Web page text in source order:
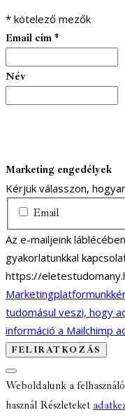
* kötelező mezők
Email cím *
Név
Marketing engedélyek
Kérjük válasszon,
Email
Az e-mailjeink
gyakorlatunkkal
https://
tudomásul veszi, hogy
információ a Mailchimp
Weboldalunk a
használ Részleteket